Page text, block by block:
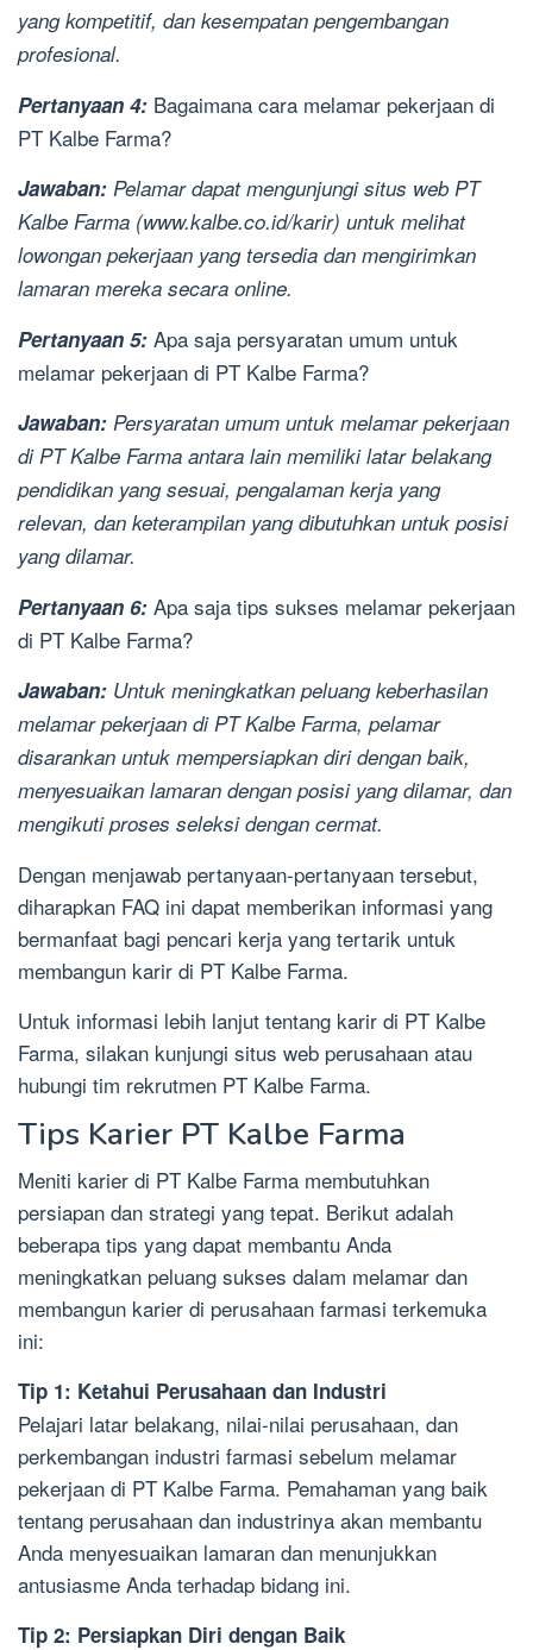
yang kompetitif, dan kesempatan pengembangan
profesional.
Pertanyaan 4: Bagaimana cara melamar pekerjaan di
PT Kalbe Farma?
Jawaban: Pelamar dapat mengunjungi situs web PT
Kalbe Farma (www.kalbe.co.id/karir) untuk melihat
lowongan pekerjaan yang tersedia dan mengirimkan
lamaran mereka secara online.
Pertanyaan 5: Apa saja persyaratan umum untuk
melamar pekerjaan di PT Kalbe Farma?
Jawaban: Persyaratan umum untuk melamar pekerjaan
di PT Kalbe Farma antara lain memiliki latar belakang
pendidikan yang sesuai, pengalaman kerja yang
relevan, dan keterampilan yang dibutuhkan untuk posisi
yang dilamar.
Pertanyaan 6: Apa saja tips sukses melamar pekerjaan
di PT Kalbe Farma?
Jawaban: Untuk meningkatkan peluang keberhasilan
melamar pekerjaan di PT Kalbe Farma, pelamar
disarankan untuk mempersiapkan diri dengan baik,
menyesuaikan lamaran dengan posisi yang dilamar, dan
mengikuti proses seleksi dengan cermat.
Dengan menjawab pertanyaan-pertanyaan tersebut,
diharapkan FAQ ini dapat memberikan informasi yang
bermanfaat bagi pencari kerja yang tertarik untuk
membangun karir di PT Kalbe Farma.
Untuk informasi lebih lanjut tentang karir di PT Kalbe
Farma, silakan kunjungi situs web perusahaan atau
hubungi tim rekrutmen PT Kalbe Farma.
Tips Karier PT Kalbe Farma
Meniti karier di PT Kalbe Farma membutuhkan
persiapan dan strategi yang tepat. Berikut adalah
beberapa tips yang dapat membantu Anda
meningkatkan peluang sukses dalam melamar dan
membangun karier di perusahaan farmasi terkemuka
ini:
Tip 1: Ketahui Perusahaan dan Industri
Pelajari latar belakang, nilai-nilai perusahaan, dan
perkembangan industri farmasi sebelum melamar
pekerjaan di PT Kalbe Farma. Pemahaman yang baik
tentang perusahaan dan industrinya akan membantu
Anda menyesuaikan lamaran dan menunjukkan
antusiasme Anda terhadap bidang ini.
Tip 2: Persiapkan Diri dengan Baik